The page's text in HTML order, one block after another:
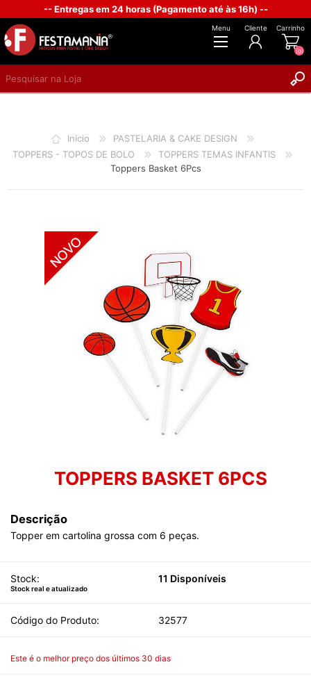
-- Entregas em 24 horas (Pagamento até às 16h) --
Menu Cliente Carrinho
(0)
Início
PASTELARIA & CAKE DESIGN
TOPPERS - TOPOS DE BOLO
TOPPERS TEMAS INFANTIS
Toppers Basket 6Pcs
TOPPERS BASKET 6PCS
Descrição
Topper em cartolina grossa com 6 peças.
Stock: 11 Disponíveis
Stock real e atualizado
Código do Produto: 32577
Este é o melhor preço dos últimos 30 dias